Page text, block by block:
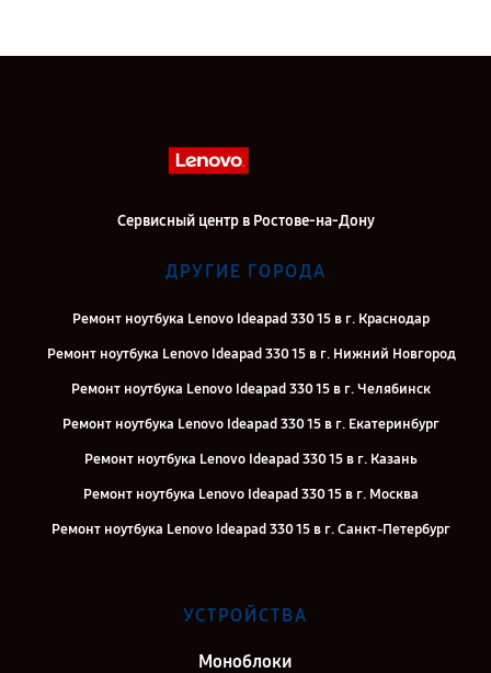
Сервисный центр в Ростове-на-Дону
ДРУГИЕ ГОРОДА
Ремонт ноутбука Lenovo Ideapad 330 15 в г. Краснодар
Ремонт ноутбука Lenovo Ideapad 330 15 в г. Нижний Новгород
Ремонт ноутбука Lenovo Ideapad 330 15 в г. Челябинск
Ремонт ноутбука Lenovo Ideapad 330 15 в г. Екатеринбург
Ремонт ноутбука Lenovo Ideapad 330 15 в г. Казань
Ремонт ноутбука Lenovo Ideapad 330 15 в г. Москва
Ремонт ноутбука Lenovo Ideapad 330 15 в г. Санкт-Петербург
УСТРОЙСТВА
Моноблоки